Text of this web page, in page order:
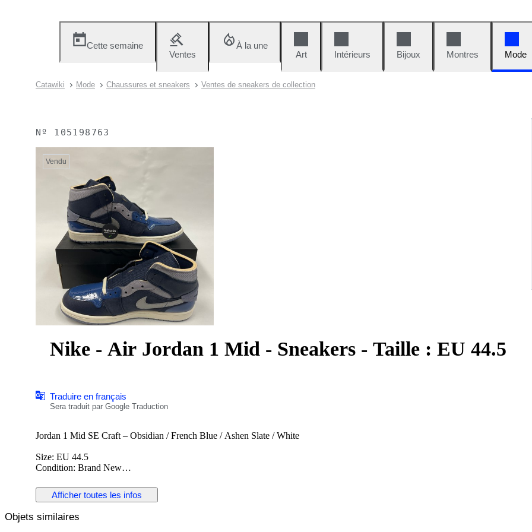
Cette semaine
Ventes
À la une
Art
Intérieurs Bijoux Montres Mode
Catawiki Mode Chaussures et sneakers Ventes de sneakers de collection
Nº 105198763
Vendu
Nike - Air Jordan 1 Mid - Sneakers - Taille : EU 44.5
Traduire en français
Sera traduit par Google Traduction
Jordan 1 Mid SE Craft – Obsidian / French Blue / Ashen Slate / White
Size: EU 44.5
Condition: Brand New
The Jordan 1 Mid SE Craft is a premium reinterpretation of the classic Jordan 1 Mid, featuring a deconstructed design with
layered materials and exposed stitching. This colorway combines Obsidian, French Blue, Ashen Slate, and White, offering a
Afficher toutes les infos
Objets similaires